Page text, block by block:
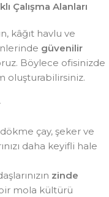
Çalışma Alanları
kâğıt havlu ve
güvenilir
Böylece ofisinizde
oluşturabilirsiniz.
çay, şeker ve
daha keyifli hale
zinde
mola kültürü